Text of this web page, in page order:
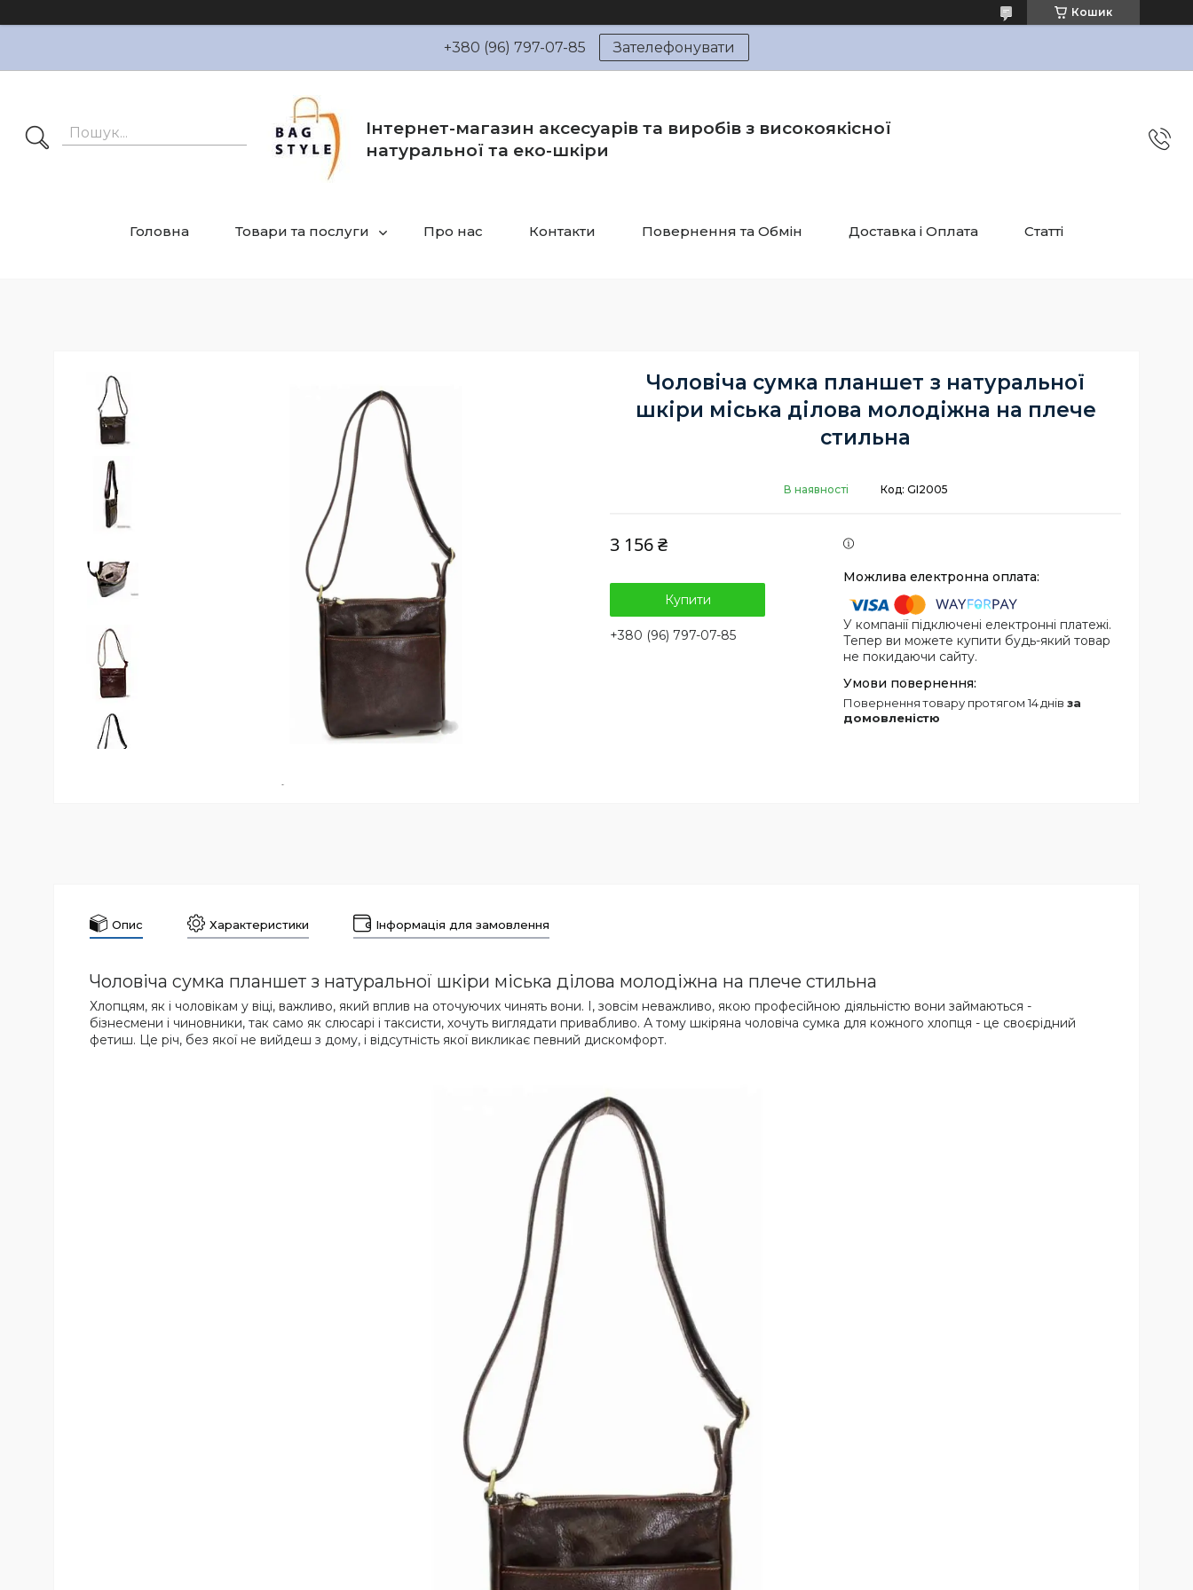
Кошик
+380 (96) 797-07-85 Зателефонувати
Інтернет-магазин аксесуарів та виробів з високоякісної
натуральної та еко-шкіри
Головна Товари та послуги Про нас Контакти Повернення та Обмін Доставка і Оплата Статті
Чоловіча сумка планшет з натуральної
шкіри міська ділова молодіжна на плече
стильна
В наявності Код: GI2005
3 156 ₴
Купити
+380 (96) 797-07-85
У компанії підключені електронні платежі.
Тепер ви можете купити будь-який товар
не покидаючи сайту.
повернення товару протягом 14 днів за
домовленістю
Опис Характеристики Інформація для замовлення
Чоловіча сумка планшет з натуральної шкіри міська ділова молодіжна на плече стильна
Хлопцям, як і чоловікам у віці, важливо, який вплив на оточуючих чинять вони. І, зовсім неважливо, якою професійною діяльністю вони займаються -
бізнесмени і чиновники, так само як слюсарі і таксисти, хочуть виглядати привабливо. А тому шкіряна чоловіча сумка для кожного хлопця - це своєрідний
фетиш. Це річ, без якої не вийдеш з дому, і відсутність якої викликає певний дискомфорт.